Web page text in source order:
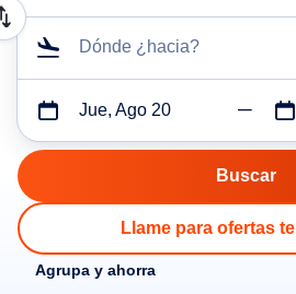
Dónde ¿hacia?
Jue, Ago 20
Llame para ofertas
Agrupa y ahorra